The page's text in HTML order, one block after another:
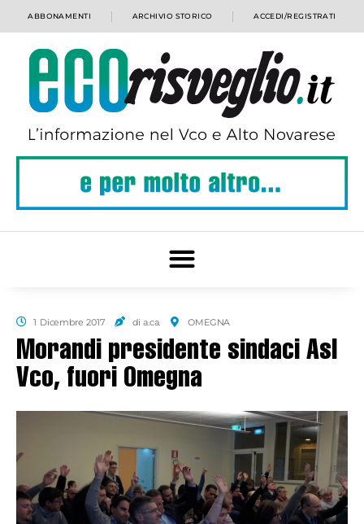
ABBONAMENTI ARCHIVIO STORICO ACCEDI/REGISTRATI
1 Dicembre 2017 di a.ca. OMEGNA
Morandi presidente sindaci Asl
Vco, fuori Omegna